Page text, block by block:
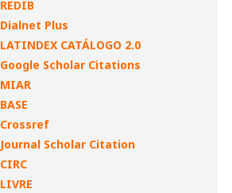
REDIB
Dialnet Plus
LATINDEX CATÁLOGO 2.0
Google Scholar Citations
MIAR
BASE
Crossref
Journal Scholar Citation
CIRC
LIVRE